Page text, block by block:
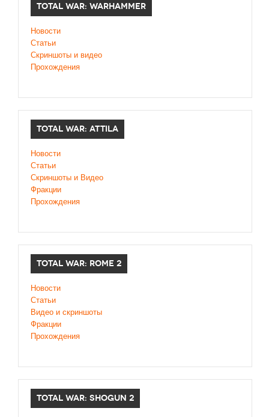
TOTAL WAR: WARHAMMER
Новости
Статьи
Скриншоты и видео
Прохождения
TOTAL WAR: ATTILA
Новости
Статьи
Скриншоты и Видео
Фракции
Прохождения
TOTAL WAR: ROME 2
Новости
Статьи
Видео и скриншоты
Фракции
Прохождения
TOTAL WAR: SHOGUN 2